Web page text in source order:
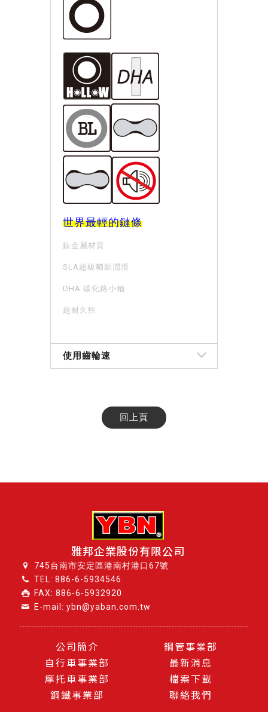
世界最輕的鏈條
鈦金屬材質
SLA超級輔助潤滑
DHA 碳化鉻小軸
超耐久性
使用齒輪速
回上頁
雅邦企業股份有限公司
745台南市安定區港南村港口67號
TEL:886-6-5934546
FAX: 886-6-5932920
E-mail: ybn@yaban.com.tw
公司簡介
自行車事業部
摩托車事業部
鋼鐵事業部
鋼管事業部
最新消息
檔案下載
聯絡我們